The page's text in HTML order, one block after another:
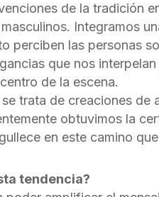
de la tradición
Integramos
perciben las personas
que nos
de la escena.
trata de creaciones
obtuvimos la
en este camino
tendencia?